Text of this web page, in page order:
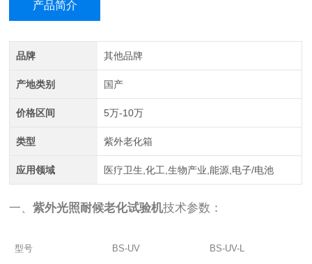
产品简介
品牌 其他品牌
产地类别 国产
价格区间 5万-10万
类型 紫外老化箱
应用领域 医疗卫生,化工,生物产业,能源,电子/电池
一、紫外光照耐候老化试验机技术参数：
型号 BS-UV
BS-UV-L